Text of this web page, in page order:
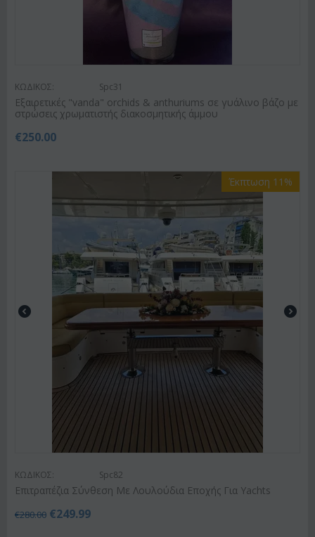
ΚΩΔΙΚΟΣ: Spc31
Εξαιρετικές "vanda" orchids & anthuriums σε γυάλινο βάζο με
στρώσεις χρωματιστής διακοσμητικής άμμου
€250.00
Έκπτωση 11%
ΚΩΔΙΚΟΣ: Spc82
Επιτραπέζια Σύνθεση Με Λουλούδια Εποχής Για Yachts
€280.00 €249.99